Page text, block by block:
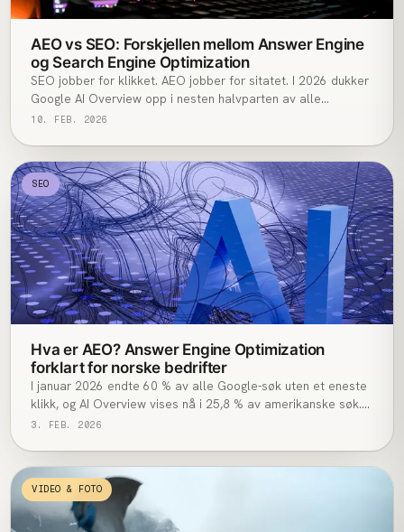
AEO vs SEO: Forskjellen mellom Answer Engine
og Search Engine Optimization
SEO jobber for klikket. AEO jobber for sitatet. I 2026 dukker
Google AI Overview opp i nesten halvparten av alle
informasjonssøk i USA — og 75 % av norske bedrifter har
setning, og hvilken H2.
10. FEB. 2026
SEO
Hva er AEO? Answer Engine Optimization
forklart for norske bedrifter
I januar 2026 endte 60 % av alle Google-søk uten et eneste
klikk, og AI Overview vises nå i 25,8 % av amerikanske søk.
Hvis du ikke siteres i selve svaret, eksisterer du ikke for
3. FEB. 2026
VIDEO & FOTO